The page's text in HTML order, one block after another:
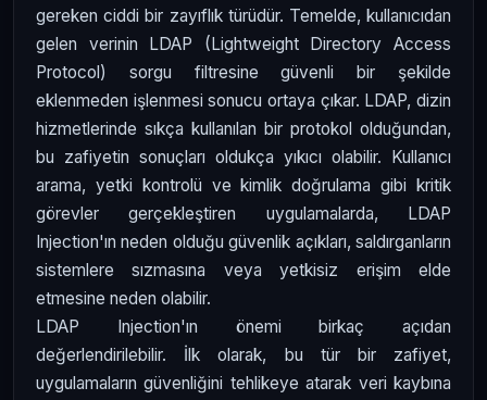
gereken ciddi bir zayıflık türüdür. Temelde, kullanıcıdan
gelen verinin LDAP (Lightweight Directory Access
Protocol) sorgu filtresine güvenli bir şekilde
eklenmeden işlenmesi sonucu ortaya çıkar. LDAP, dizin
hizmetlerinde sıkça kullanılan bir protokol olduğundan,
bu zafiyetin sonuçları oldukça yıkıcı olabilir. Kullanıcı
arama, yetki kontrolü ve kimlik doğrulama gibi kritik
görevler gerçekleştiren uygulamalarda, LDAP
Injection'ın neden olduğu güvenlik açıkları, saldırganların
sistemlere sızmasına veya yetkisiz erişim elde
etmesine neden olabilir.
LDAP Injection'ın önemi birkaç açıdan
değerlendirilebilir. İlk olarak, bu tür bir zafiyet,
uygulamaların güvenliğini tehlikeye atarak veri kaybına